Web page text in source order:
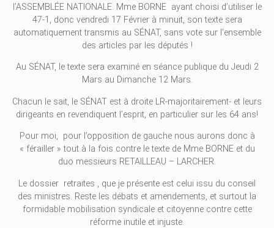
l’ASSEMBLÉE NATIONALE. Mme BORNE ayant choisi d’utiliser le
47-1, donc vendredi 17 Février à minuit, son texte sera
automatiquement transmis au SÉNAT, sans vote sur l’ensemble
des articles par les députés !
Au SÉNAT, le texte sera examiné en séance publique du Jeudi 2
Mars au Dimanche 12 Mars.
Chacun le sait, le SÉNAT est à droite LR-majoritairement- et leurs
dirigeants en revendiquent l’esprit, en particulier sur les 64 ans!
Pour moi, pour l’opposition de gauche nous aurons donc à
« férailler » tout à la fois contre le texte de Mme BORNE et du
duo messieurs RETAILLEAU – LARCHER.
Le dossier retraites , que je présente est celui issu du conseil
des ministres. Reste les débats et amendements, et surtout la
formidable mobilisation syndicale et citoyenne contre cette
réforme inutile et injuste.